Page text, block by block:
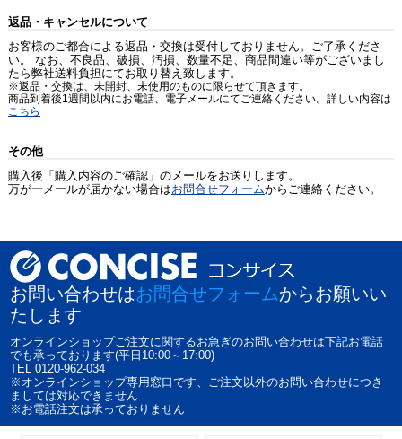
返品・キャンセルについて
お客様のご都合による返品・交換は受付しておりません。ご了承くださ
い。 なお、不良品、破損、汚損、数量不足、商品間違い等がございまし
たら弊社送料負担にてお取り替え致します。
※返品・交換は、未開封、未使用のものに限らせて頂きます。
商品到着後1週間以内にお電話、電子メールにてご連絡ください。詳しい内容は
こちら
その他
購入後「購入内容のご確認」のメールをお送りします。
万が一メールが届かない場合はお問合せフォームからご連絡ください。
お問い合わせはお問合せフォームからお願いい
たします
オンラインショップご注文に関するお急ぎのお問い合わせは下記お電話
でも承っております(平日10:00～17:00)
TEL 0120-962-034
※オンラインショップ専用窓口です、ご注文以外のお問い合わせにつき
ましては対応できません
※お電話注文は承っておりません